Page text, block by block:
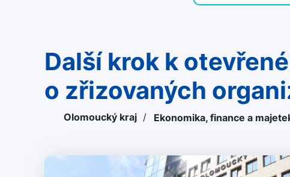
Další krok k otevřenému úřadu. Nová aplikace sdílí informace
o zřizovaných
Olomoucký kraj / Ekonomika, finance a